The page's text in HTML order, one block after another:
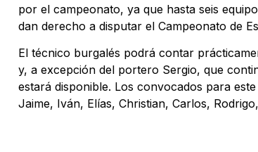
por el campeonato, ya que hasta seis
dan derecho a disputar el Campeonato de
El técnico burgalés podrá contar
y, a excepción del portero Sergio, que
estará disponible. Los convocados para
Jaime, Iván, Elías, Christian, Carlos,